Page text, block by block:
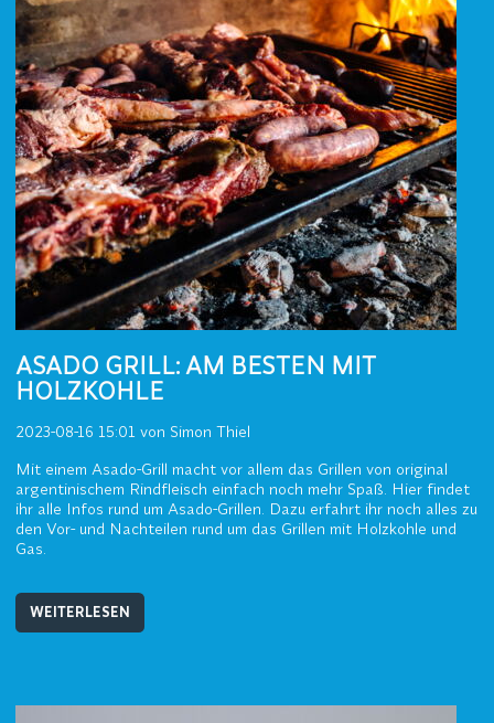
ASADO GRILL: AM BESTEN MIT
HOLZKOHLE
2023-08-16 15:01 von Simon Thiel
Mit einem Asado-Grill macht vor allem das Grillen von original
argentinischem Rindfleisch einfach noch mehr Spaß. Hier findet
ihr alle Infos rund um Asado-Grillen. Dazu erfahrt ihr noch alles zu
den Vor- und Nachteilen rund um das Grillen mit Holzkohle und
Gas.
WEITERLESEN